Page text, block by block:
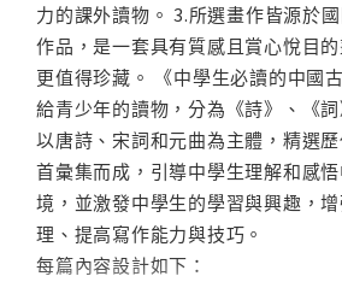
力的課外讀物。 3.所選畫作皆源於
作品，是一套具有質感且賞心悅目
更值得珍藏。 《中學生必讀的中國
給青少年的讀物，分為《詩》、《
以唐詩、宋詞和元曲為主體，精選
首彙集而成，引導中學生理解和感
境，並激發中學生的學習與興趣，
理、提高寫作能力與技巧。
每篇內容設計如下：